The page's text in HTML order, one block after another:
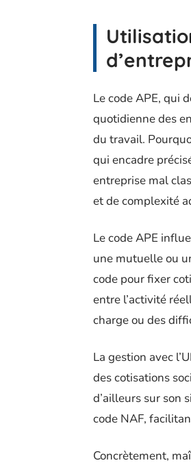
Le code APE, qui
quotidienne des
du travail.
qui encadre
entreprise mal
et de complexité
Le code APE
une mutuelle ou
code pour fixer
entre l’activité
charge ou des
La gestion avec
des cotisations
d’ailleurs sur son
code NAF,
Concrètement,